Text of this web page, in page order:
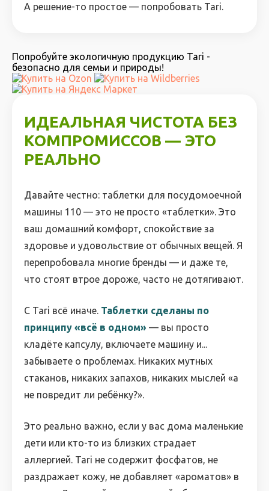
А решение-то простое — попробовать Tari.
Попробуйте экологичную продукцию Tari -
безопасно для семьи и природы!
ИДЕАЛЬНАЯ ЧИСТОТА БЕЗ
КОМПРОМИССОВ — ЭТО
РЕАЛЬНО
Давайте честно: таблетки для посудомоечной
машины 110 — это не просто «таблетки». Это
ваш домашний комфорт, спокойствие за
здоровье и удовольствие от обычных вещей. Я
перепробовала многие бренды — и даже те,
что стоят втрое дороже, часто не дотягивают.
С Tari всё иначе. Таблетки сделаны по
принципу «всё в одном» — вы просто
кладёте капсулу, включаете машину и...
забываете о проблемах. Никаких мутных
стаканов, никаких запахов, никаких мыслей «а
не повредит ли ребёнку?».
Это реально важно, если у вас дома маленькие
дети или кто-то из близких страдает
аллергией. Tari не содержит фосфатов, не
раздражает кожу, не добавляет «ароматов» в